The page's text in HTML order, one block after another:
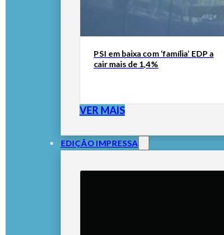
PSI em baixa com ‘família’ EDP a
cair mais de 1,4%
VER MAIS
EDIÇÃO IMPRESSA